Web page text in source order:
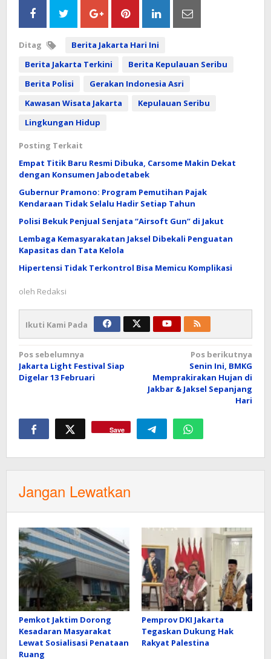
Ditag
Berita Jakarta Hari Ini
Berita Jakarta Terkini
Berita Kepulauan Seribu
Berita Polisi
Gerakan Indonesia Asri
Kawasan Wisata Jakarta
Kepulauan Seribu
Lingkungan Hidup
Posting Terkait
Empat Titik Baru Resmi Dibuka, Carsome Makin Dekat
dengan Konsumen Jabodetabek
Gubernur Pramono: Program Pemutihan Pajak
Kendaraan Tidak Selalu Hadir Setiap Tahun
Polisi Bekuk Penjual Senjata “Airsoft Gun” di Jakut
Lembaga Kemasyarakatan Jaksel Dibekali Penguatan
Kapasitas dan Tata Kelola
Hipertensi Tidak Terkontrol Bisa Memicu Komplikasi
oleh Redaksi
Ikuti Kami Pada
Navigasi
pos
Pos sebelumnya
Jakarta Light Festival Siap
Digelar 13 Februari
Pos berikutnya
Senin Ini, BMKG
Memprakirakan Hujan di
Jakbar & Jaksel Sepanjang
Hari
Save
Jangan Lewatkan
Pemkot Jaktim Dorong
Kesadaran Masyarakat
Lewat Sosialisasi Penataan
Ruang
Pemprov DKI Jakarta
Tegaskan Dukung Hak
Rakyat Palestina